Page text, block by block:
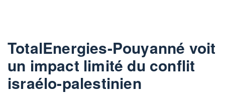
TotalEnergies-Pouyanné voit
un impact limité du conflit
israélo-palestinien